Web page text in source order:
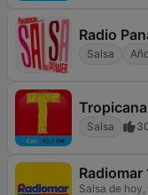
Radio
Salsa
Salsa
Radiomar
Salsa de